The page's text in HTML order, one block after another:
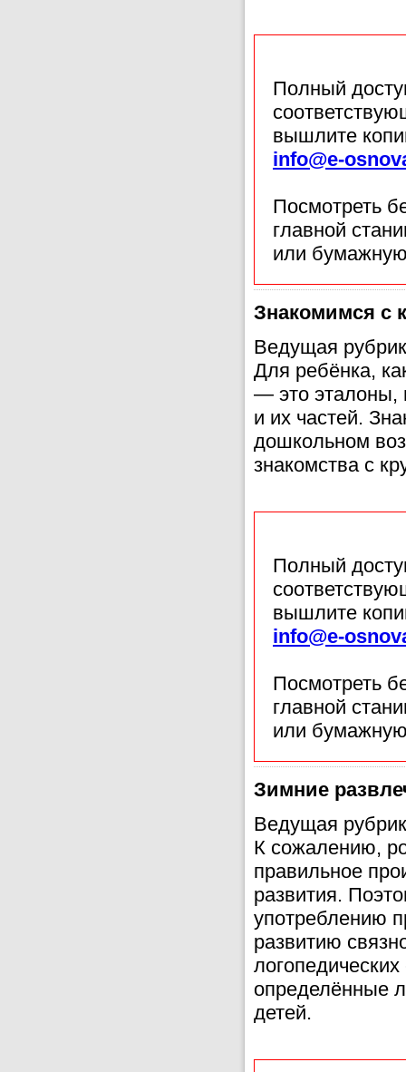
Полный
вышлите
info@e-
Посмотреть
главной
или
Знакомимся с
Ведущая
Для ребёнка,
— это эталоны,
и их частей.
дошкольном
знакомства с
Полный
вышлите
info@e-
Посмотреть
главной
или
Зимние
Ведущая
К сожалению,
правильное
развития.
употреблению
развитию
определённые
детей.